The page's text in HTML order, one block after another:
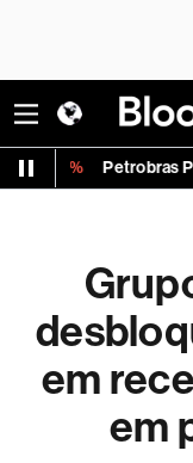
PN 41.41 -
em
em